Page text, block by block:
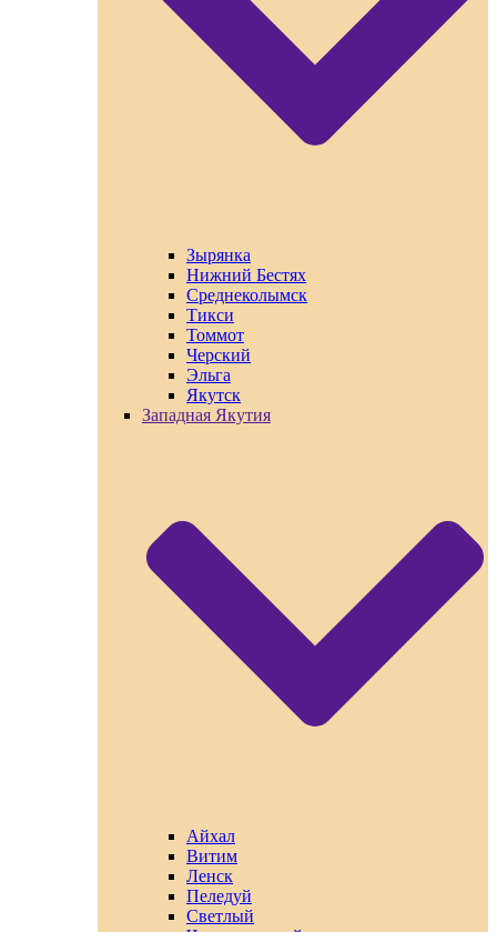
Зырянка
Нижний Бестях
Среднеколымск
Тикси
Томмот
Черский
Эльга
Якутск
Западная Якутия
Айхал
Витим
Ленск
Пеледуй
Светлый